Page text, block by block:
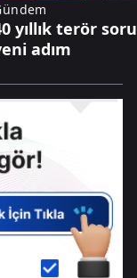
yıllık terör
adım